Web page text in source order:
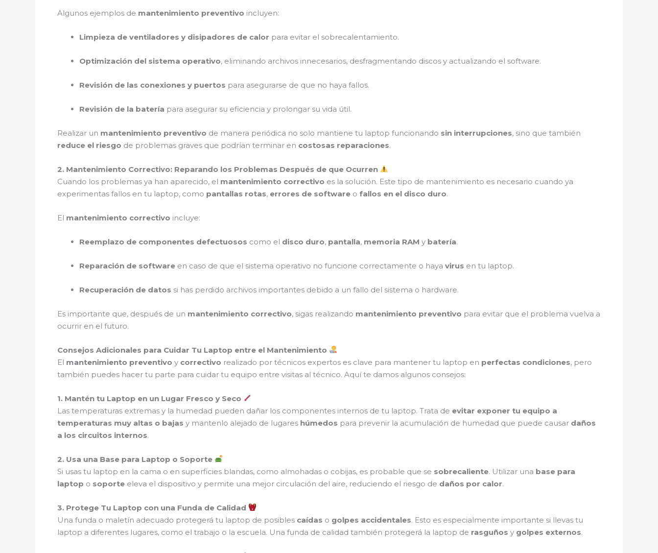
Algunos ejemplos de mantenimiento preventivo incluyen:
Limpieza de ventiladores y disipadores de calor para evitar el sobrecalentamiento.
Optimización del sistema operativo, eliminando archivos innecesarios, desfragmentando discos y actualizando el software.
Revisión de las conexiones y puertos para asegurarse de que no haya fallos.
Revisión de la batería para asegurar su eficiencia y prolongar su vida útil.
Realizar un mantenimiento preventivo de manera periódica no solo mantiene tu laptop funcionando sin interrupciones, sino que también
reduce el riesgo de problemas graves que podrían terminar en costosas reparaciones.
2. Mantenimiento Correctivo: Reparando los Problemas Después de que Ocurren
Cuando los problemas ya han aparecido, el mantenimiento correctivo es la solución. Este tipo de mantenimiento es necesario cuando ya
experimentas fallos en tu laptop, como pantallas rotas, errores de software o fallos en el disco duro.
El mantenimiento correctivo incluye:
Reemplazo de componentes defectuosos como el disco duro, pantalla, memoria RAM y batería.
Reparación de software en caso de que el sistema operativo no funcione correctamente o haya virus en tu laptop.
Recuperación de datos si has perdido archivos importantes debido a un fallo del sistema o hardware.
Es importante que, después de un mantenimiento correctivo, sigas realizando mantenimiento preventivo para evitar que el problema vuelva a
ocurrir en el futuro.
Consejos Adicionales para Cuidar Tu Laptop entre el Mantenimiento
El mantenimiento preventivo y correctivo realizado por técnicos expertos es clave para mantener tu laptop en perfectas condiciones, pero
también puedes hacer tu parte para cuidar tu equipo entre visitas al técnico. Aquí te damos algunos consejos:
1. Mantén tu Laptop en un Lugar Fresco y Seco
Las temperaturas extremas y la humedad pueden dañar los componentes internos de tu laptop. Trata de evitar exponer tu equipo a
temperaturas muy altas o bajas y mantenlo alejado de lugares húmedos para prevenir la acumulación de humedad que puede causar daños
a los circuitos internos.
2. Usa una Base para Laptop o Soporte
Si usas tu laptop en la cama o en superficies blandas, como almohadas o cobijas, es probable que se sobrecaliente. Utilizar una base para
laptop o soporte eleva el dispositivo y permite una mejor circulación del aire, reduciendo el riesgo de daños por calor.
3. Protege Tu Laptop con una Funda de Calidad
Una funda o maletín adecuado protegerá tu laptop de posibles caídas o golpes accidentales. Esto es especialmente importante si llevas tu
laptop a diferentes lugares, como el trabajo o la escuela. Una funda de calidad también protegerá la laptop de rasguños y golpes externos.